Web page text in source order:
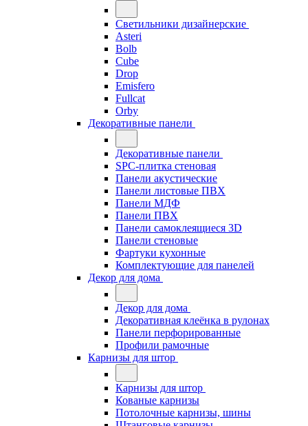
Светильники дизайнерские
Asteri
Bolb
Cube
Drop
Emisfero
Fullcat
Orby
Декоративные панели
Декоративные панели
SPC-плитка стеновая
Панели акустические
Панели листовые ПВХ
Панели МДФ
Панели ПВХ
Панели самоклеящиеся 3D
Панели стеновые
Фартуки кухонные
Комплектующие для панелей
Декор для дома
Декор для дома
Декоративная клеёнка в рулонах
Панели перфорированные
Профили рамочные
Карнизы для штор
Карнизы для штор
Кованые карнизы
Потолочные карнизы, шины